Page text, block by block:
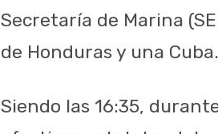
Secretaría de Marina
de Honduras y una Cuba.
Siendo las 16:35,